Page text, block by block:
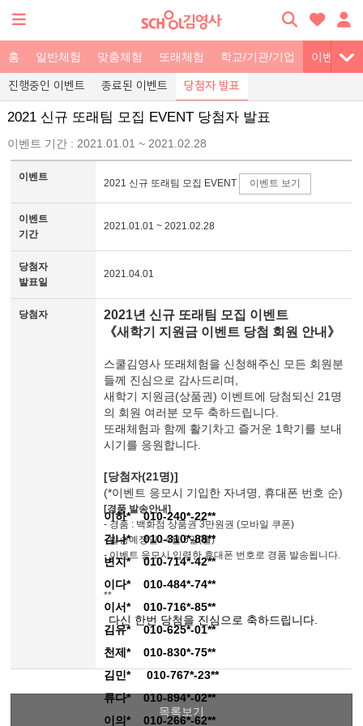
홈 일반체험 맞춤체험 또래체험 학교/기관/기업 이벤트
진행중인 이벤트 종료된 이벤트 당첨자 발표
2021 신규 또래팀 모집 EVENT 당첨자 발표
이벤트 기간 : 2021.01.01 ~ 2021.02.28
이벤트
2021 신규 또래팀 모집 EVENT 이벤트 보기
이벤트
기간
2021.01.01 ~ 2021.02.28
당첨자
발표일
2021.04.01
당첨자
2021년 신규 또래팀 모집 이벤트
《새학기 지원금 이벤트 당첨 회원 안내》
스쿨김영사 또래체험을 신청해주신 모든 회원분
들께 진심으로 감사드리며,
새학기 지원금(상품권) 이벤트에 당첨되신 21명
의 회원 여러분 모두 축하드립니다.
또래체험과 함께 활기차고 즐거운 1학기를 보내
시기를 응원합니다.
[당첨자(21명)]
(*이벤트 응모시 기입한 자녀명, 휴대폰 번호 순)
이하* 010-240*-22**
김나* 010-310*-88**
변지* 010-714*-42**
이다* 010-484*-74**
이서* 010-716*-85**
김유* 010-625*-01**
천제* 010-830*-75**
김민* 010-767*-23**
류다* 010-894*-02**
이의* 010-266*-62**
[경품 발송안내]
- 경품 : 백화점 상품권 3만원권 (모바일 쿠폰)
- 발송예정일 : 4월 5일(월)
- 이벤트 응모시 입력한 휴대폰 번호로 경품 발송됩니다.
**
다신 한번 당첨을 진심으로 축하드립니다.
목록보기